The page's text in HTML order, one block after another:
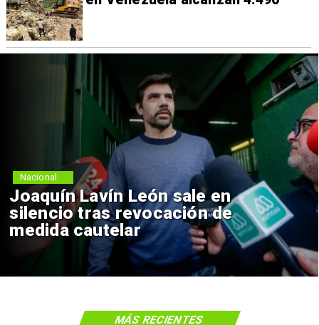
Joaquín Lavín León sale en
silencio tras revocación de
medida cautelar
Nacional
MÁS RECIENTES